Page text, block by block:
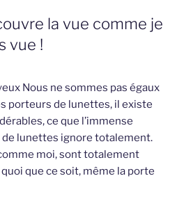
la vue comme je
vue !
Nous ne sommes pas égaux
porteurs de lunettes, il existe
ce que l’immense
lunettes ignore totalement.
moi, sont totalement
que ce soit, même la porte